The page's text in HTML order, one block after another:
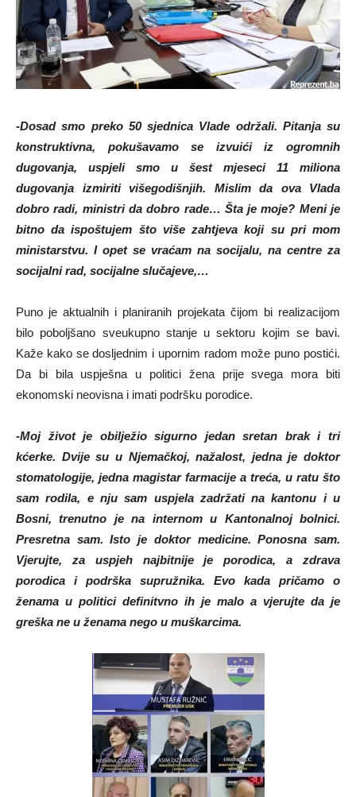
-Dosad smo preko 50 sjednica Vlade održali. Pitanja su
konstruktivna, pokušavamo se izvuići iz ogromnih
dugovanja, uspjeli smo u šest mjeseci 11 miliona
dugovanja izmiriti višegodišnjih. Mislim da ova Vlada
dobro radi, ministri da dobro rade… Šta je moje? Meni je
bitno da ispoštujem što više zahtjeva koji su pri mom
ministarstvu. I opet se vraćam na socijalu, na centre za
socijalni rad, socijalne slučajeve,…
Puno je aktualnih i planiranih projekata čijom bi realizacijom
bilo poboljšano sveukupno stanje u sektoru kojim se bavi.
Kaže kako se dosljednim i upornim radom može puno postići.
Da bi bila uspješna u politici žena prije svega mora biti
ekonomski neovisna i imati podršku porodice.
-Moj život je obilježio sigurno jedan sretan brak i tri
kćerke. Dvije su u Njemačkoj, nažalost, jedna je doktor
stomatologije, jedna magistar farmacije a treća, u ratu što
sam rodila, e nju sam uspjela zadržati na kantonu i u
Bosni, trenutno je na internom u Kantonalnoj bolnici.
Presretna sam. Isto je doktor medicine. Ponosna sam.
Vjerujte, za uspjeh najbitnije je porodica, a zdrava
porodica i podrška supružnika. Evo kada pričamo o
ženama u politici definitvno ih je malo a vjerujte da je
greška ne u ženama nego u muškarcima.